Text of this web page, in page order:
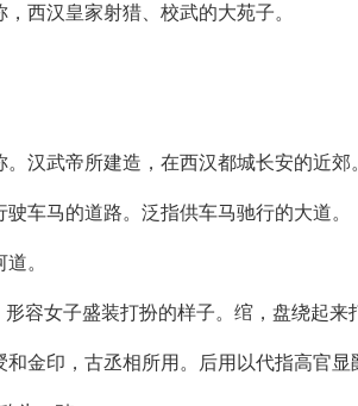
西汉皇家射猎、校武的大苑子。
汉武帝所建造，在西汉都城长安的近郊。
车马的道路。泛指供车马驰行的大道。
。
容女子盛装打扮的样子。绾，盘绕起来
金印，古丞相所用。后用以代指高官显